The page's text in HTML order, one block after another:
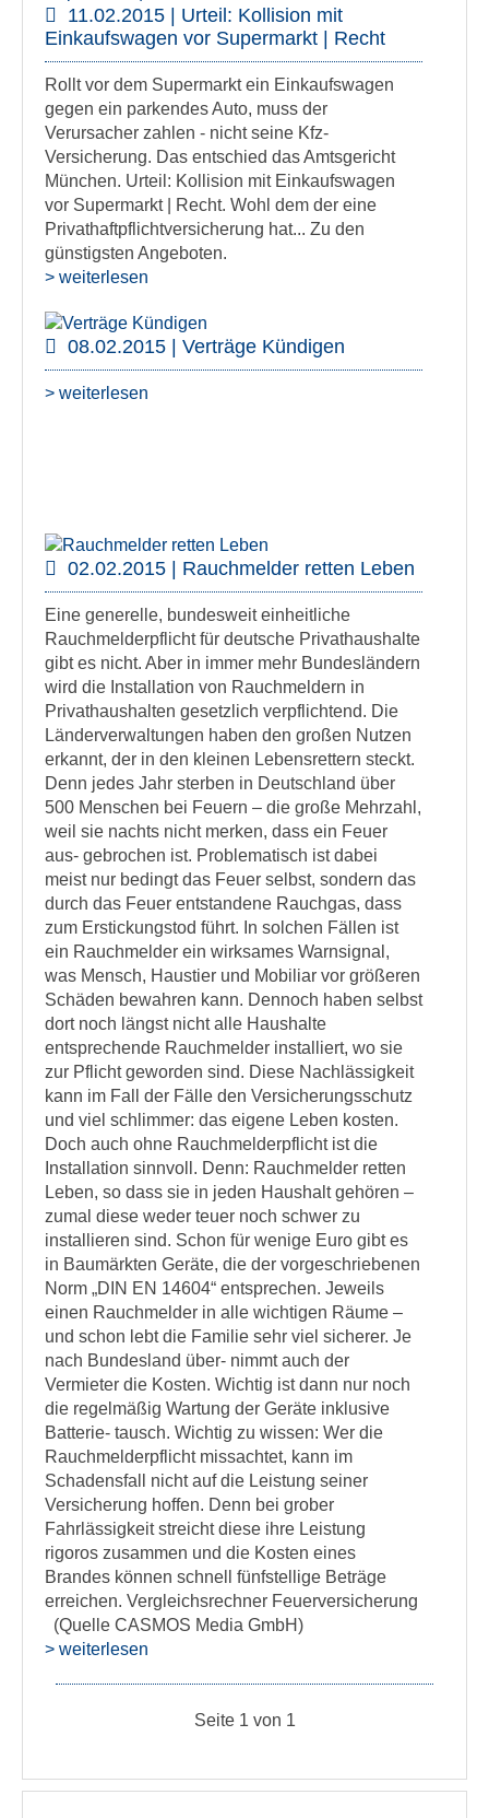
11.02.2015 | Urteil: Kollision mit
Einkaufswagen vor Supermarkt | Recht
Rollt vor dem Supermarkt ein Einkaufswagen
gegen ein parkendes Auto, muss der
Verursacher zahlen - nicht seine Kfz-
Versicherung. Das entschied das Amtsgericht
München. Urteil: Kollision mit Einkaufswagen
vor Supermarkt | Recht. Wohl dem der eine
Privathaftpflichtversicherung hat... Zu den
günstigsten Angeboten.
> weiterlesen
08.02.2015 | Verträge Kündigen
> weiterlesen
02.02.2015 | Rauchmelder retten Leben
Eine generelle, bundesweit einheitliche
Rauchmelderpflicht für deutsche Privathaushalte
gibt es nicht. Aber in immer mehr Bundesländern
wird die Installation von Rauchmeldern in
Privathaushalten gesetzlich verpflichtend. Die
Länderverwaltungen haben den großen Nutzen
erkannt, der in den kleinen Lebensrettern steckt.
Denn jedes Jahr sterben in Deutschland über
500 Menschen bei Feuern – die große Mehrzahl,
weil sie nachts nicht merken, dass ein Feuer
aus- gebrochen ist. Problematisch ist dabei
meist nur bedingt das Feuer selbst, sondern das
durch das Feuer entstandene Rauchgas, dass
zum Erstickungstod führt. In solchen Fällen ist
ein Rauchmelder ein wirksames Warnsignal,
was Mensch, Haustier und Mobiliar vor größeren
Schäden bewahren kann. Dennoch haben selbst
dort noch längst nicht alle Haushalte
entsprechende Rauchmelder installiert, wo sie
zur Pflicht geworden sind. Diese Nachlässigkeit
kann im Fall der Fälle den Versicherungsschutz
und viel schlimmer: das eigene Leben kosten.
Doch auch ohne Rauchmelderpflicht ist die
Installation sinnvoll. Denn: Rauchmelder retten
Leben, so dass sie in jeden Haushalt gehören –
zumal diese weder teuer noch schwer zu
installieren sind. Schon für wenige Euro gibt es
in Baumärkten Geräte, die der vorgeschriebenen
Norm „DIN EN 14604“ entsprechen. Jeweils
einen Rauchmelder in alle wichtigen Räume –
und schon lebt die Familie sehr viel sicherer. Je
nach Bundesland über- nimmt auch der
Vermieter die Kosten. Wichtig ist dann nur noch
die regelmäßig Wartung der Geräte inklusive
Batterie- tausch. Wichtig zu wissen: Wer die
Rauchmelderpflicht missachtet, kann im
Schadensfall nicht auf die Leistung seiner
Versicherung hoffen. Denn bei grober
Fahrlässigkeit streicht diese ihre Leistung
rigoros zusammen und die Kosten eines
Brandes können schnell fünfstellige Beträge
erreichen. Vergleichsrechner Feuerversicherung
(Quelle CASMOS Media GmbH)
> weiterlesen
Seite 1 von 1